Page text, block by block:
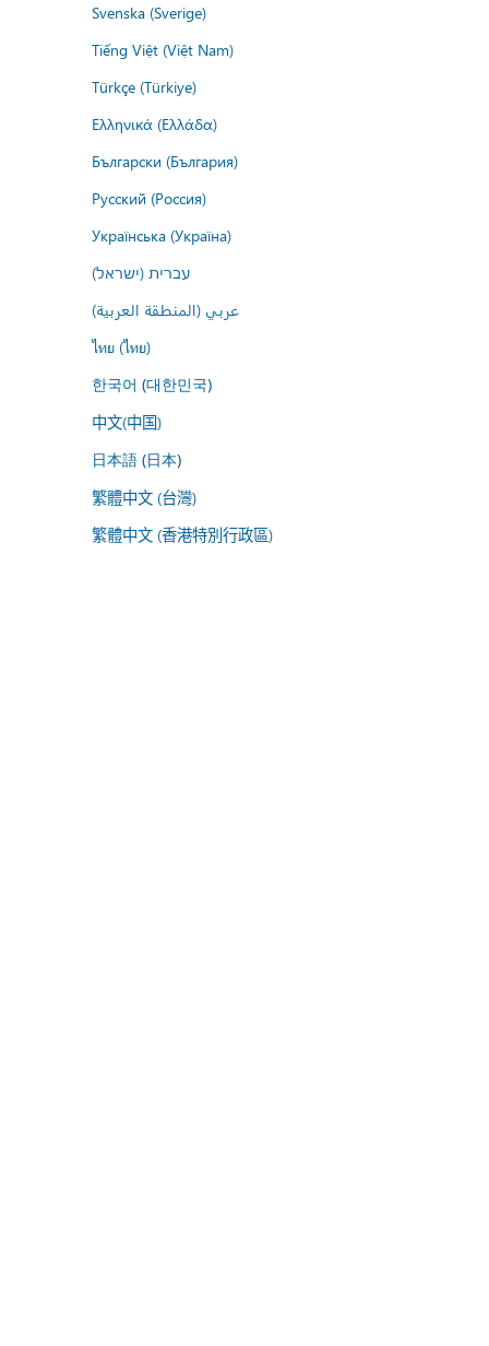
Svenska (Sverige)
Tiếng Việt (Việt Nam)
Türkçe (Türkiye)
Ελληνικά (Ελλάδα)
Български (България)
Русский (Россия)
Українська (Україна)
עברית (ישראל)
عربي (المنطقة العربية)
ไทย (ไทย)
한국어 (대한민국)
中文(中国)
日本語 (日本)
繁體中文 (台灣)
繁體中文 (香港特別行政區)